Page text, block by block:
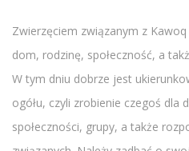
Zwierzęciem związanym z
dom, rodzinę, społeczność, a
W tym dniu dobrze jest
ogółu, czyli zrobienie czegoś dla
społeczności, grupy, a także